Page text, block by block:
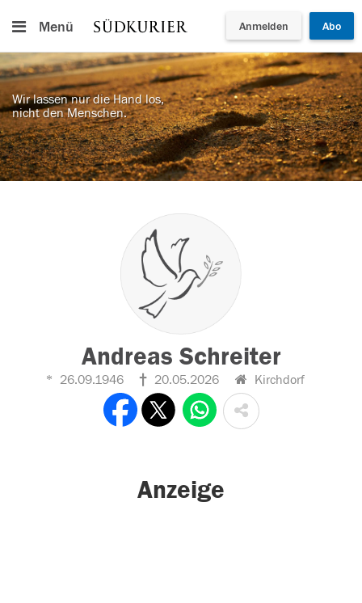
Menü Anmelden Abo
Wir lassen nur die Hand los,
nicht den Menschen.
Andreas Schreiter
26.09.1946 20.05.2026 Kirchdorf
Anzeige